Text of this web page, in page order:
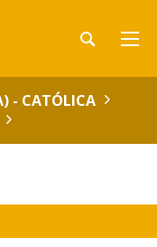
- CATÓLICA